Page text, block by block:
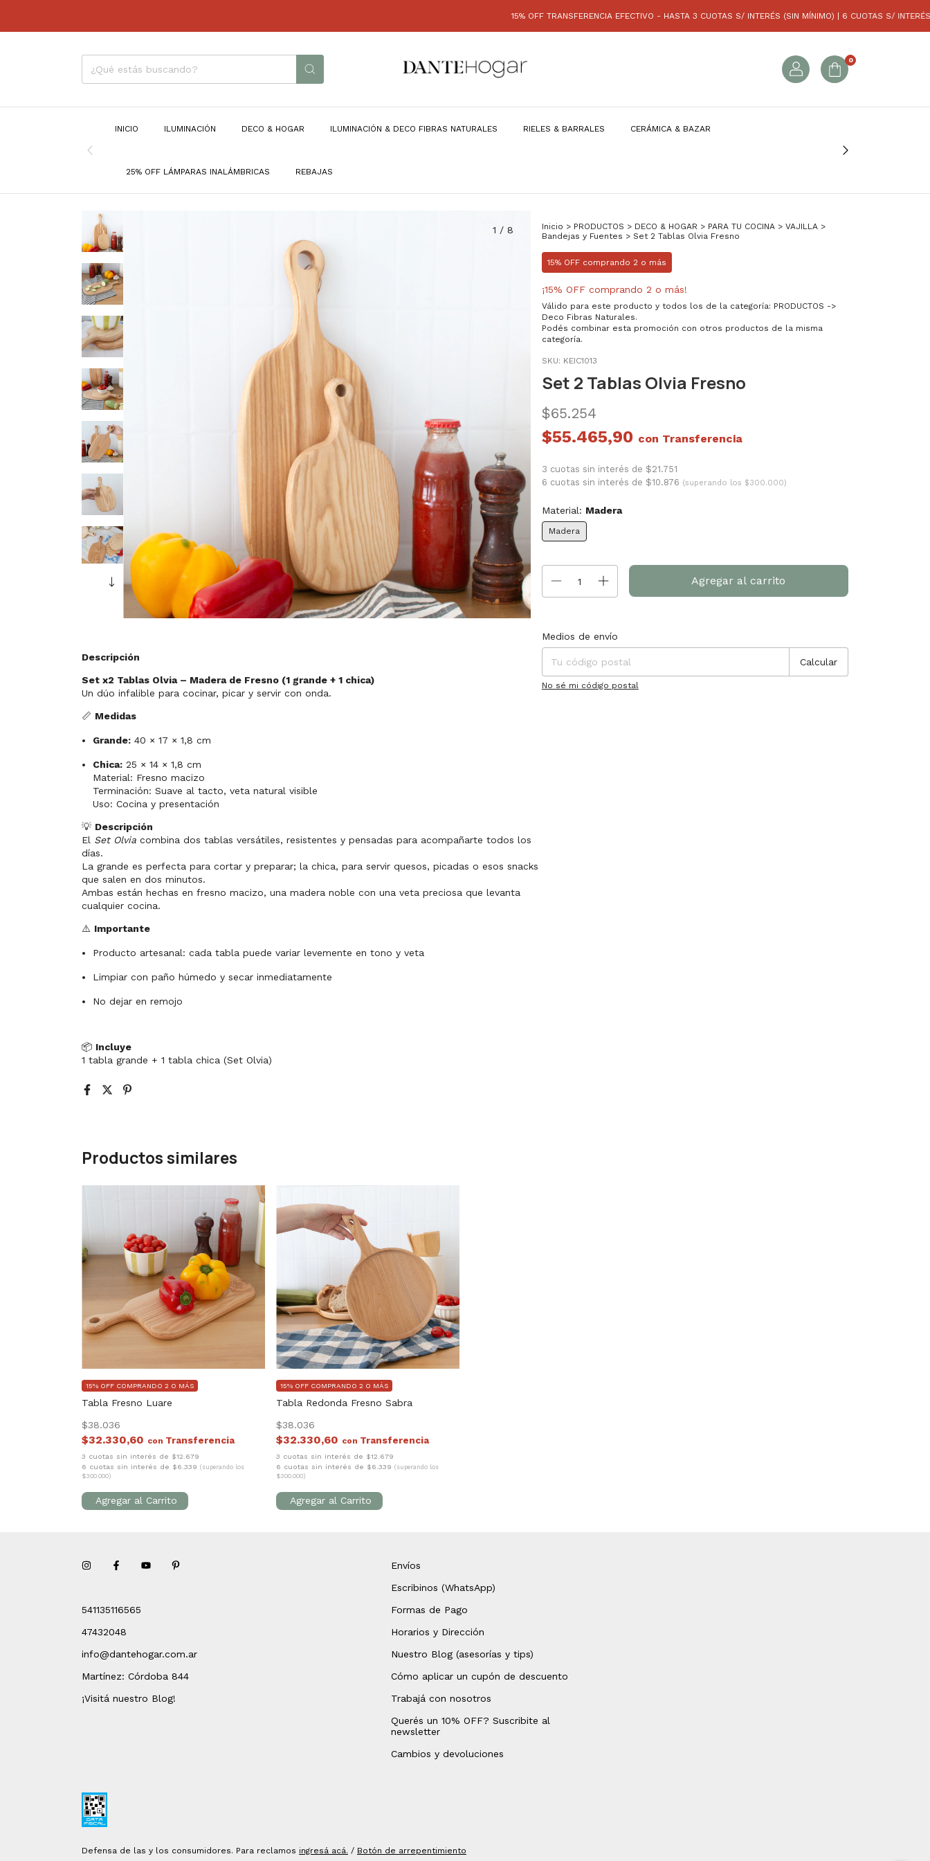
15% OFF TRANSFERENCIA EFECTIVO - HASTA 3 CUOTAS S/ INTERÉS (SIN MÍNIMO) | 6 CUOTAS S/ INTERÉS
0
INICIO ILUMINACIÓN DECO & HOGAR ILUMINACIÓN & DECO FIBRAS NATURALES RIELES & BARRALES CERÁMICA & BAZAR
25% OFF LÁMPARAS INALÁMBRICAS REBAJAS
1 / 8
Descripción
Set x2 Tablas Olvia – Madera de Fresno (1 grande + 1 chica)
Un dúo infalible para cocinar, picar y servir con onda.
📏 Medidas
Grande: 40 × 17 × 1,8 cm
Chica: 25 × 14 × 1,8 cm
Material: Fresno macizo
Terminación: Suave al tacto, veta natural visible
Uso: Cocina y presentación
💡 Descripción
El Set Olvia combina dos tablas versátiles, resistentes y pensadas para acompañarte todos los
días.
La grande es perfecta para cortar y preparar; la chica, para servir quesos, picadas o esos snacks
que salen en dos minutos.
Ambas están hechas en fresno macizo, una madera noble con una veta preciosa que levanta
cualquier cocina.
⚠️ Importante
Producto artesanal: cada tabla puede variar levemente en tono y veta
Limpiar con paño húmedo y secar inmediatamente
No dejar en remojo
📦 Incluye
1 tabla grande + 1 tabla chica (Set Olvia)
Inicio > PRODUCTOS > DECO & HOGAR > PARA TU COCINA > VAJILLA >
Bandejas y Fuentes > Set 2 Tablas Olvia Fresno
15% OFF comprando 2 o más
¡15% OFF comprando 2 o más!
Válido para este producto y todos los de la categoría: PRODUCTOS ->
Deco Fibras Naturales.
Podés combinar esta promoción con otros productos de la misma
categoría.
SKU: KEIC1013
Set 2 Tablas Olvia Fresno
$65.254
$55.465,90 con
3 cuotas sin interés de $21.751
6 cuotas sin interés de $10.876 (superando los $300.000)
Material: Madera
Madera
Entregas para el CP:
Medios de envío
Calcular
No sé mi código postal
Productos similares
Tabla Fresno Luare
$38.036
15% OFF COMPRANDO 2 O MÁS
$32.330,60 con
3 cuotas sin interés de $12.679
6 cuotas sin interés de $6.339 (superando los
$300.000)
Tabla Redonda Fresno Sabra
$38.036
15% OFF COMPRANDO 2 O MÁS
$32.330,60 con
3 cuotas sin interés de $12.679
6 cuotas sin interés de $6.339 (superando los
$300.000)
541135116565
47432048
info@dantehogar.com.ar
Martínez: Córdoba 844
¡Visitá nuestro Blog!
Envíos
Escribinos (WhatsApp)
Formas de Pago
Horarios y Dirección
Nuestro Blog (asesorías y tips)
Cómo aplicar un cupón de descuento
Trabajá con nosotros
Querés un 10% OFF? Suscribite al
newsletter
Cambios y devoluciones
Defensa de las y los consumidores. Para reclamos ingresá acá. / Botón de arrepentimiento